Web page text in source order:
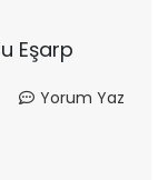
Eşarp
Yorum Yaz